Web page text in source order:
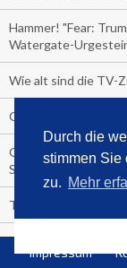
Durch die
stimmen Sie
zu. Mehr
Hammer! "Fear:
Watergate-
Wie alt sind die TV-
Geisterfahrer auf
Gegen Einsamkeit:
Stunden TV
TV-Quote:
Italienisches
Österreich und
Impressum